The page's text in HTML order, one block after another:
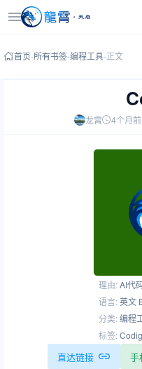
首页-所有书签-编程工具-正文
龙霄 4个月前
理由:AI代
语言:英文
分类:编程
标签:
直达链接 手